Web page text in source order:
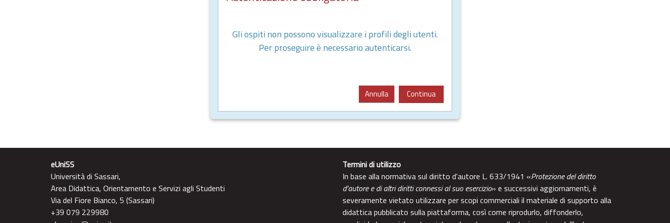
Gli ospiti non possono visualizzare i profili degli utenti.
Per proseguire è necessario autenticarsi.
Annulla Continua
eUniSS
Università di Sassari,
Area Didattica, Orientamento e Servizi agli Studenti
Via del Fiore Bianco, 5 (Sassari)
+39 079 229980
Termini di utilizzo
In base alla normativa sul diritto d'autore L. 633/1941 «Protezione del diritto
d'autore e di altri diritti connessi al suo esercizio» e successivi aggiornamenti, è
severamente vietato utilizzare per scopi commerciali il materiale di supporto alla
didattica pubblicato sulla piattaforma, così come riprodurlo, diffonderlo,